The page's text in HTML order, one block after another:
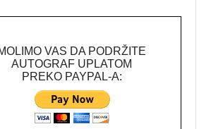
VAS DA PODRŽITE
AUTOGRAF UPLATOM
PREKO PAYPAL-A: